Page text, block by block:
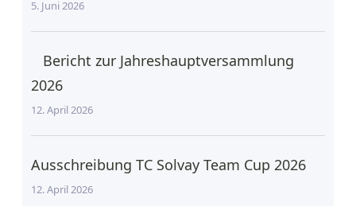
5. Juni 2026
Bericht zur Jahreshauptversammlung
2026
12. April 2026
Ausschreibung TC Solvay Team Cup 2026
12. April 2026